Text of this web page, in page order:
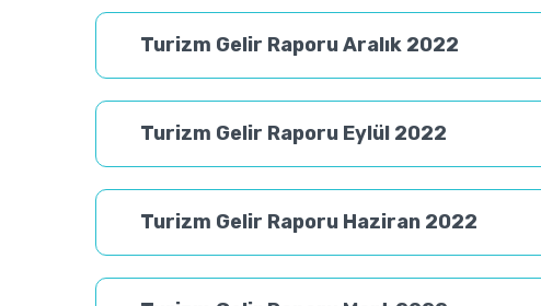
Turizm Gelir Raporu Aralık 2022
Turizm Gelir Raporu Eylül 2022
Turizm Gelir Raporu Haziran 2022